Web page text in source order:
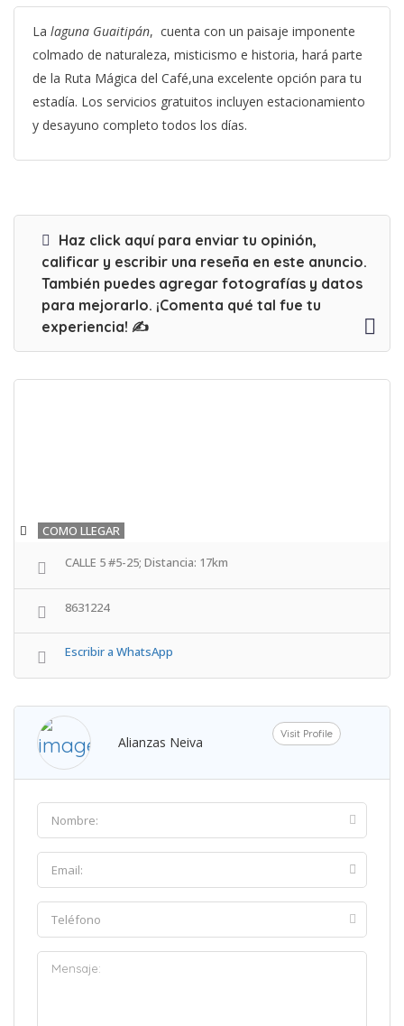
La laguna Guaitipán, cuenta con un paisaje imponente
colmado de naturaleza, misticismo e historia, hará parte
de la Ruta Mágica del Café,una excelente opción para tu
estadía. Los servicios gratuitos incluyen estacionamiento
y desayuno completo todos los días.
Haz click aquí para enviar tu opinión,
calificar y escribir una reseña en este anuncio.
También puedes agregar fotografías y datos
para mejorarlo. ¡Comenta qué tal fue tu
experiencia! ✍
COMO LLEGAR
CALLE 5 #5-25; Distancia: 17km
8631224
Escribir a WhatsApp
Alianzas Neiva Visit Profile